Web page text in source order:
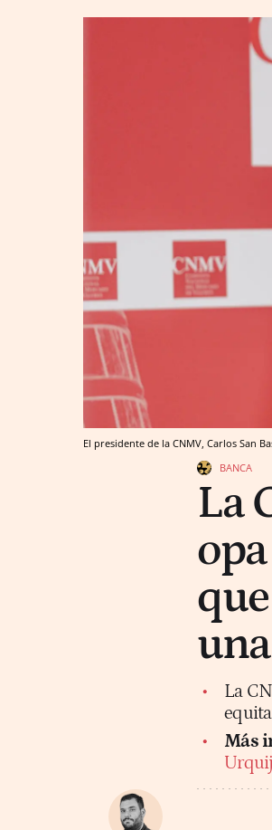
El presidente de la CNMV, Carlos San
BANCA
La
La
Más